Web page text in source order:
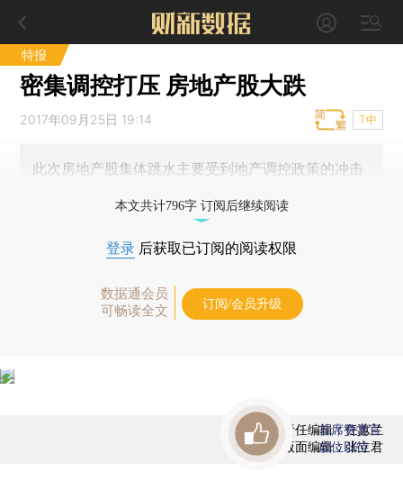
特报
密集调控打压 房地产股大跌
2017年09月25日 19:14 T中
此次房地产股集体跳水主要受到地产调控政策的冲击
本文共计796字 订阅后继续阅读
登录 后获取已订阅的阅读权限
数据通会员
可畅读全文
订阅/会员升级
责任编辑：任蕙兰
版面编辑：张立君
首席赞赏官
虚位以待